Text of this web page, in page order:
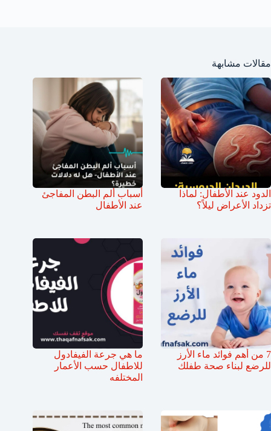
مقالات مشابهة
الدود عند الأطفال: لماذا
تزداد الأعراض ليلاً؟
أسباب ألم البطن المفاجئ
عند الأطفال
7 من أهم فوائد ماء الأرز
للرضع لبناء صحة طفلك
ما هي جرعة الفيفادول
للاطفال حسب الأعمار
المختلفه